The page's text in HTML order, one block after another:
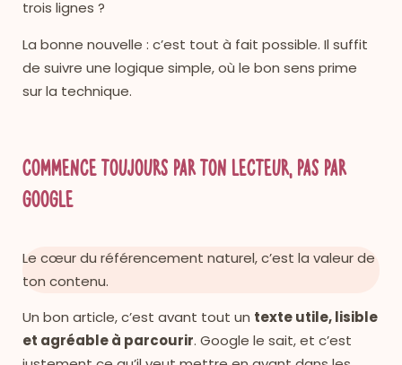
trois lignes ?
La bonne nouvelle : c’est tout à fait possible. Il suffit
de suivre une logique simple, où le bon sens prime
sur la technique.
Commence toujours par ton lecteur, pas par
Google
Le cœur du référencement naturel, c’est la valeur de
ton contenu.
Un bon article, c’est avant tout un texte utile, lisible
et agréable à parcourir. Google le sait, et c’est